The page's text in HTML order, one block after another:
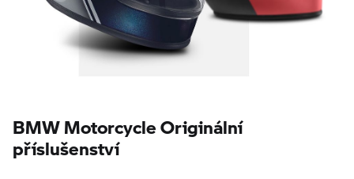
BMW Motorcycle Originální
příslušenství